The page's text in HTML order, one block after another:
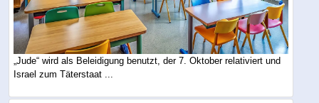
„Jude“ wird als Beleidigung benutzt, der 7. Oktober relativiert und
Israel zum Täterstaat ...